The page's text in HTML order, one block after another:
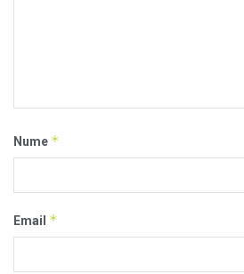
Nume *
Email *